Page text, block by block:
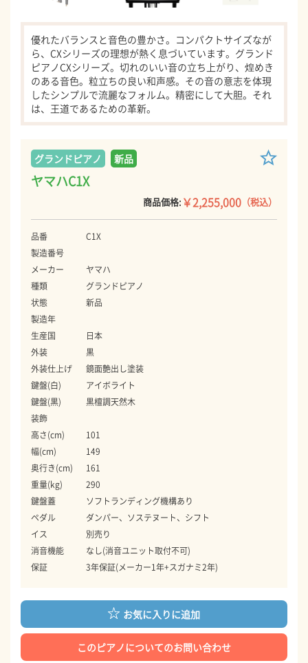
優れたバランスと音色の豊かさ。コンパクトサイズなが
ら、CXシリーズの理想が熱く息づいています。グランド
ピアノCXシリーズ。切れのいい音の立ち上がり、煌めき
のある音色。粒立ちの良い和声感。その音の意志を体現
したシンプルで流麗なフォルム。精密にして大胆。それ
は、王道であるための革新。
グランドピアノ 新品
ヤマハC1X
商品価格: ￥2,255,000 （税込）
品番
C1X
製造番号
メーカー
ヤマハ
種類
グランドピアノ
状態
新品
製造年
生産国
日本
外装
黒
外装仕上げ
鏡面艶出し塗装
鍵盤(白)
アイボライト
鍵盤(黒)
黒檀調天然木
装飾
高さ(cm)
101
幅(cm)
149
奥行き(cm)
161
重量(kg)
290
鍵盤蓋
ソフトランディング機構あり
ペダル
ダンパー、ソステヌート、シフト
イス
別売り
消音機能
なし(消音ユニット取付不可)
保証
3年保証(メーカー1年+スガナミ2年)
お気に入りに追加
このピアノについてのお問い合わせ